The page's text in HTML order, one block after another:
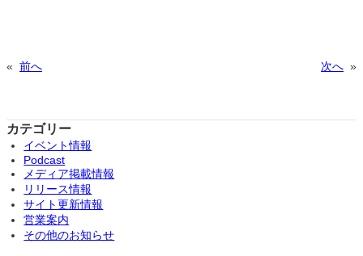
« 前へ 次へ »
カテゴリー
イベント情報
Podcast
メディア掲載情報
リリース情報
サイト更新情報
営業案内
その他のお知らせ